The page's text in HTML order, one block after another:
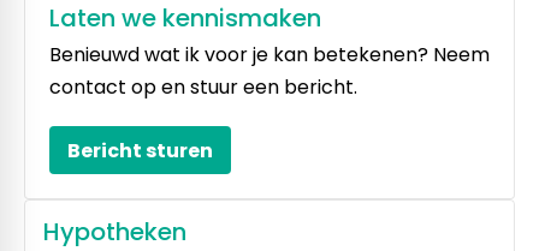
Laten we kennismaken
Benieuwd wat ik voor je kan betekenen? Neem
contact op en stuur een bericht.
Bericht sturen
Hypotheken